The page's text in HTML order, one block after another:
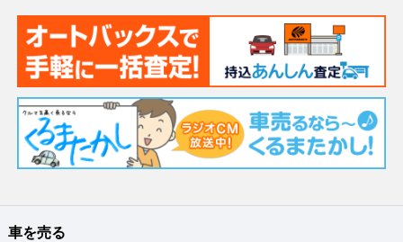
車を売る